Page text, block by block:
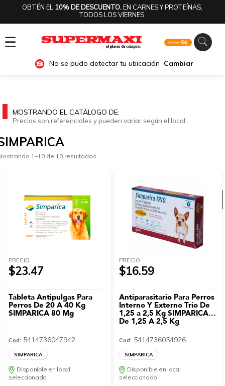
OBTÉN EL 10% DE DESCUENTO.EN CARNES Y PROTEÍNAS,
TODOS LOS VIERNES.
☰
No se pudo detectar tu ubicación Cambiar
Ver categorías
MOSTRANDO EL CATÁLOGO DE:
Precios son referenciales y pueden variar según el local.
1–10 de 10 resultados
PRECIO
$23.47
Tableta Antipulgas Para
Perros De 20 A 40 Kg
SIMPARICA 80 Mg
Cod: 5414736047942
SIMPARICA
Disponible en local
seleccionado
PRECIO
$16.59
Antiparasitario Para Perros
Interno Y Externo Trio De
1,25 a 2,5 Kg SIMPARICA
De 1,25 A 2,5 Kg
Cod: 5414736054926
SIMPARICA
Disponible en local
seleccionado